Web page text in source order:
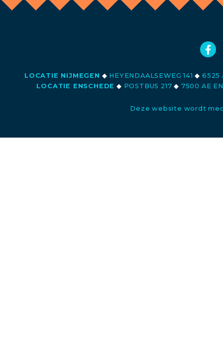
LOCATIE NIJMEGEN ◆ HEYENDAALSEWEG 141◆ 6525
LOCATIE ENSCHEDE ◆ POSTBUS 217◆ 7500 AE
Deze website wordt